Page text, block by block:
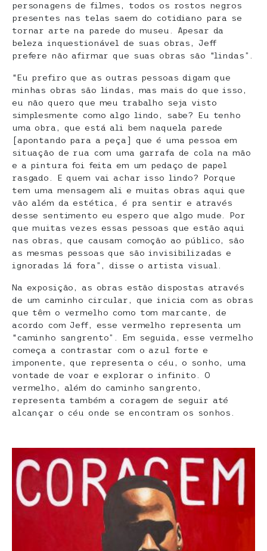
personagens de filmes, todos os rostos negros
presentes nas telas saem do cotidiano para se
tornar arte na parede do museu. Apesar da
beleza inquestionável de suas obras, Jeff
prefere não afirmar que suas obras são “lindas”.
“Eu prefiro que as outras pessoas digam que
minhas obras são lindas, mas mais do que isso,
eu não quero que meu trabalho seja visto
simplesmente como algo lindo, sabe? Eu tenho
uma obra, que está ali bem naquela parede
[apontando para a peça] que é uma pessoa em
situação de rua com uma garrafa de cola na mão
e a pintura foi feita em um pedaço de papel
rasgado. E quem vai achar isso lindo? Porque
tem uma mensagem ali e muitas obras aqui que
vão além da estética, é pra sentir e através
desse sentimento eu espero que algo mude. Por
que muitas vezes essas pessoas que estão aqui
nas obras, que causam comoção ao público, são
as mesmas pessoas que são invisibilizadas e
ignoradas lá fora”, disse o artista visual.
Na exposição, as obras estão dispostas através
de um caminho circular, que inicia com as obras
que têm o vermelho como tom marcante, de
acordo com Jeff, esse vermelho representa um
“caminho sangrento”. Em seguida, esse vermelho
começa a contrastar com o azul forte e
imponente, que representa o céu, o sonho, uma
vontade de voar e explorar o infinito. O
vermelho, além do caminho sangrento,
representa também a coragem de seguir até
alcançar o céu onde se encontram os sonhos.